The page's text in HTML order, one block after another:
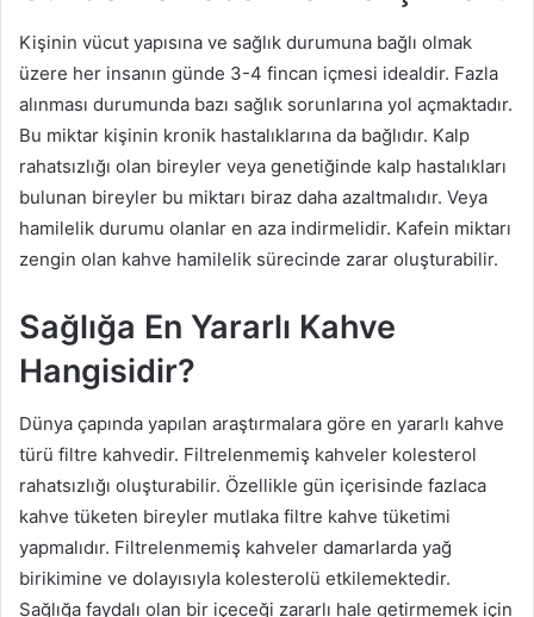
Kişinin vücut yapısına ve sağlık durumuna bağlı olmak
üzere her insanın günde 3-4 fincan içmesi idealdir. Fazla
alınması durumunda bazı sağlık sorunlarına yol açmaktadır.
Bu miktar kişinin kronik hastalıklarına da bağlıdır. Kalp
rahatsızlığı olan bireyler veya genetiğinde kalp hastalıkları
bulunan bireyler bu miktarı biraz daha azaltmalıdır. Veya
hamilelik durumu olanlar en aza indirmelidir. Kafein miktarı
zengin olan kahve hamilelik sürecinde zarar oluşturabilir.
Sağlığa En Yararlı Kahve
Hangisidir?
Dünya çapında yapılan araştırmalara göre en yararlı kahve
türü filtre kahvedir. Filtrelenmemiş kahveler kolesterol
rahatsızlığı oluşturabilir. Özellikle gün içerisinde fazlaca
kahve tüketen bireyler mutlaka filtre kahve tüketimi
yapmalıdır. Filtrelenmemiş kahveler damarlarda yağ
birikimine ve dolayısıyla kolesterolü etkilemektedir.
Sağlığa faydalı olan bir içeceği zararlı hale getirmemek için